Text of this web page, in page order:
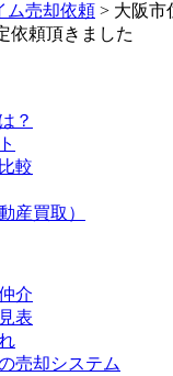
ム売却依頼 > 大阪市
依頼頂きました
？
較
産買取）
介
表
売却システム